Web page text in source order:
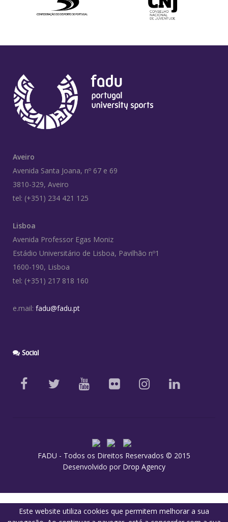
Aveiro
Avenida Santa Joana, nº 67 e 69
3810-329, Aveiro
tel: (+351) 234 421 125
Lisboa
Avenida Professor Egas Moniz
Estádio Universitário de Lisboa, Pavilhão nº1
1600-190, Lisboa
tel: (+351) 217 818 160
e.mail: fadu@fadu.pt
Social
FADU - Todos os Direitos Reservados © 2015
Desenvolvido por Drop Agency
Este website utiliza cookies que permitem melhorar a sua